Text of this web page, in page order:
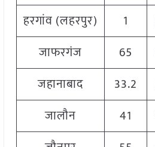
हरगांव (लहरपुर) 1
जाफरगंज
65
जहानाबाद
33.2
जालौन
41